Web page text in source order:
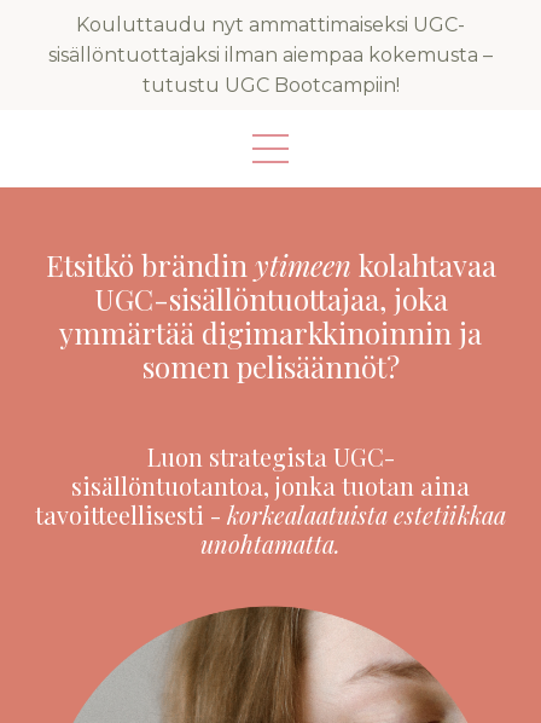
Kouluttaudu nyt ammattimaiseksi UGC-
sisällöntuottajaksi ilman aiempaa kokemusta –
tutustu UGC Bootcampiin!
Etsitkö brändin ytimeen kolahtavaa
UGC-sisällöntuottajaa, joka
ymmärtää digimarkkinoinnin ja
somen pelisäännöt?
Luon strategista UGC-
sisällöntuotantoa, jonka tuotan aina
tavoitteellisesti - korkealaatuista estetiikkaa
unohtamatta.